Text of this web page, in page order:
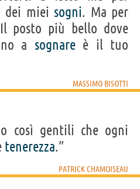
dei miei sogni. Ma per
posto più bello dove
a sognareè il tuo
MASSIMO BISOTTI
così gentili che ogni
tenerezza.”
PATRICK CHAMOISEAU